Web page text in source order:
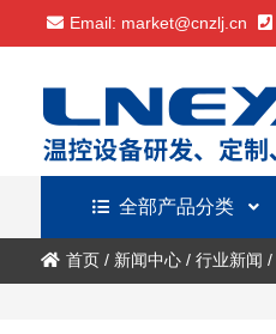
Email: market@cnzlj.cn
全部产品分类
首页/ 新闻中心/ 行业新闻 /